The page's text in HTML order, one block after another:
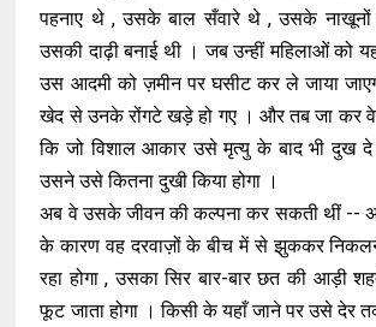
पहनाए थे , उसके बाल सँवारे थे , उसके नाखूनों
उसकी दाढ़ी बनाई थी । जब उन्हीं महिलाओं को
उस आदमी को ज़मीन पर घसीट कर ले जाया
खेद से उनके रोंगटे खड़े हो गए । और तब जा कर
कि जो विशाल आकार उसे मृत्यु के बाद भी दुख दे
उसने उसे कितना दुखी किया होगा ।
अब वे उसके जीवन की कल्पना कर सकती थीं --
के कारण वह दरवाज़ों के बीच में से झुककर
रहा होगा , उसका सिर बार-बार छत की आड़ी
फूट जाता होगा । किसी के यहाँ जाने पर उसे देर